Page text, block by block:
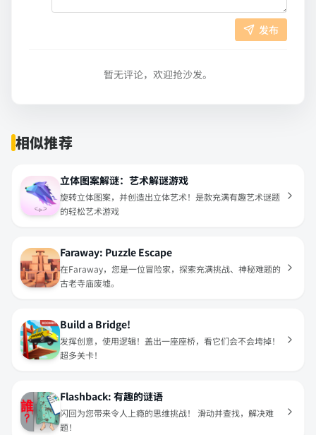
发布
暂无评论，欢迎抢沙发。
相似推荐
立体图案解谜：艺术解谜游戏
旋转立体图案，并创造出立体艺术！是款充满有趣艺术谜题
的轻松艺术游戏
Faraway: Puzzle Escape
在Faraway，您是一位冒险家，探索充满挑战、神秘难题的
古老寺庙废墟。
Build a Bridge!
发挥创意，使用逻辑！盖出一座座桥，看它们会不会垮掉！
超多关卡！
Flashback: 有趣的谜语
闪回为您带来令人上瘾的思维挑战！ 滑动并查找，解决难
题！